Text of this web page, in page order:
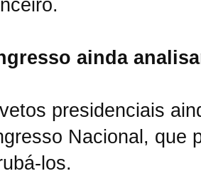
ainda
presidenciais
Nacional, que
los.